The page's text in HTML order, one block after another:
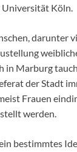
Universität Köln.
darunter
in Marburg
der Stadt
Frauen
werden.
bestimmtes